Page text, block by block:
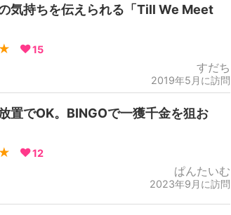
気持ちを伝えられる「Till We Meet
15
すだち
2019年5月に訪問
置でOK。BINGOで一獲千金を狙お
12
ぱんたいむ
2023年9月に訪問